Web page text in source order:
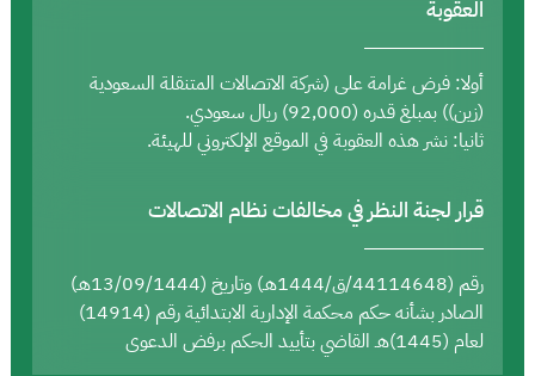
العقوبة
أولا: فرض غرامة على (شركة الاتصالات المتنقلة السعودية
(زين)) بمبلغ قدره (92,000) ريال سعودي.
ثانيا: نشر هذه العقوبة في الموقع الإلكتروني للهيئة.
قرار لجنة النظر في مخالفات نظام الاتصالات
رقم (44114648/ق/1444هـ) وتاريخ (13/09/1444هـ)
الصادر بشأنه حكم محكمة الإدارية الابتدائية رقم (14914)
لعام (1445)هـ القاضي بتأييد الحكم برفض الدعوى